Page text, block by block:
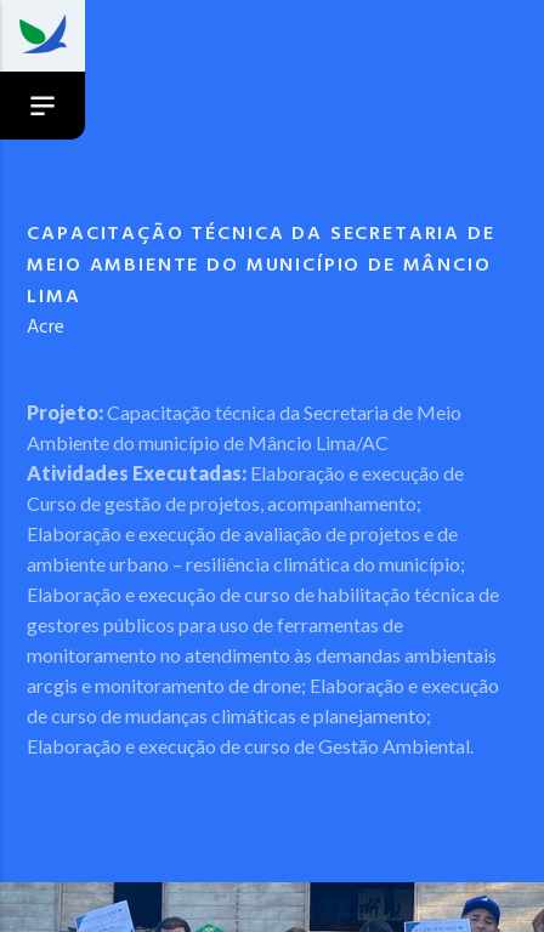
CAPACITAÇÃO TÉCNICA DA SECRETARIA DE
MEIO AMBIENTE DO MUNICÍPIO DE MÂNCIO
LIMA
Acre
Projeto:Capacitação técnica da Secretaria de Meio
Ambiente do município de Mâncio Lima/AC
Atividades Executadas: Elaboração e execução de
Curso de gestão de projetos, acompanhamento;
Elaboração e execução de avaliação de projetos e de
ambiente urbano – resiliência climática do município;
Elaboração e execução de curso de habilitação técnica de
gestores públicos para uso de ferramentas de
monitoramento no atendimento às demandas ambientais
arcgis e monitoramento de drone; Elaboração e execução
de curso de mudanças climáticas e planejamento;
Elaboração e execução de curso de Gestão Ambiental.